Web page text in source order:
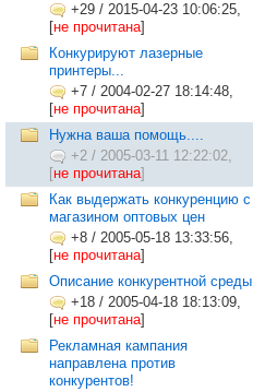
+29 / 2015-04-23 10:06:25,
[не прочитана]
Конкурируют лазерные
принтеры...
+7 / 2004-02-27 18:14:48,
[не прочитана]
Нужна ваша помощь....
+2 / 2005-03-11 12:22:02,
[не прочитана]
Как выдержать конкуренцию с
магазином оптовых цен
+8 / 2005-05-18 13:33:56,
[не прочитана]
Описание конкурентной среды
+18 / 2005-04-18 18:13:09,
[не прочитана]
Рекламная кампания
направлена против
конкурентов!